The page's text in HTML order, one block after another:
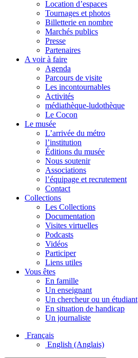
Location d’espaces
Tournages et photos
Billetterie en nombre
Marchés publics
Presse
Partenaires
A voir à faire
Agenda
Parcours de visite
Les incontournables
Activités
médiathèque-ludothèque
Le Cocon
Le musée
L’arrivée du métro
l’institution
Éditions du musée
Nous soutenir
Associations
l’équipage et recrutement
Contact
Collections
Les Collections
Documentation
Visites virtuelles
Podcasts
Vidéos
Participer
Liens utiles
Vous êtes
En famille
Un enseignant
Un chercheur ou un étudiant
En situation de handicap
Un journaliste
Français
English (Anglais)